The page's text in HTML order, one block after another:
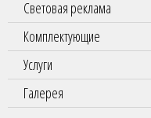
Световая реклама
Комплектующие
Услуги
Галерея